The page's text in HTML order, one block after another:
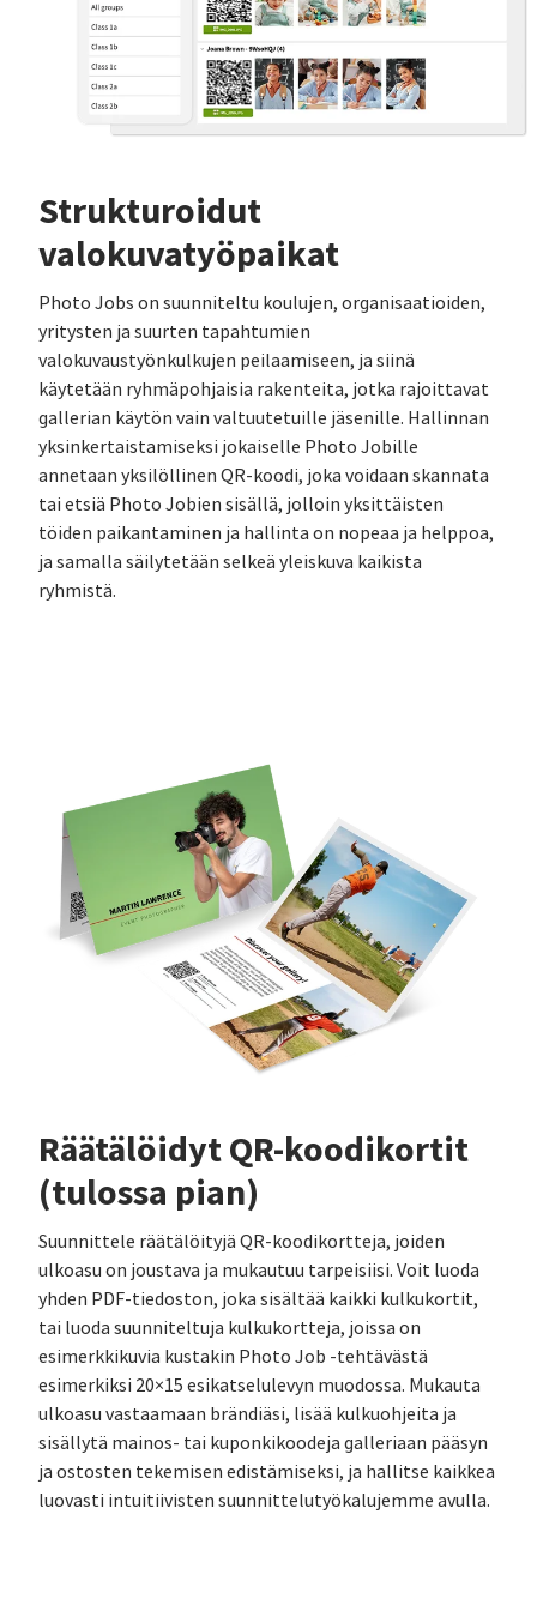
Strukturoidut
valokuvatyöpaikat
Photo Jobs on suunniteltu koulujen, organisaatioiden,
yritysten ja suurten tapahtumien
valokuvaustyönkulkujen peilaamiseen, ja siinä
käytetään ryhmäpohjaisia rakenteita, jotka rajoittavat
gallerian käytön vain valtuutetuille jäsenille. Hallinnan
yksinkertaistamiseksi jokaiselle Photo Jobille
annetaan yksilöllinen QR-koodi, joka voidaan skannata
tai etsiä Photo Jobien sisällä, jolloin yksittäisten
töiden paikantaminen ja hallinta on nopeaa ja helppoa,
ja samalla säilytetään selkeä yleiskuva kaikista
ryhmistä.
Räätälöidyt QR-koodikortit
(tulossa pian)
Suunnittele räätälöityjä QR-koodikortteja, joiden
ulkoasu on joustava ja mukautuu tarpeisiisi. Voit luoda
yhden PDF-tiedoston, joka sisältää kaikki kulkukortit,
tai luoda suunniteltuja kulkukortteja, joissa on
esimerkkikuvia kustakin Photo Job -tehtävästä
esimerkiksi 20×15 esikatselulevyn muodossa. Mukauta
ulkoasu vastaamaan brändiäsi, lisää kulkuohjeita ja
sisällytä mainos- tai kuponkikoodeja galleriaan pääsyn
ja ostosten tekemisen edistämiseksi, ja hallitse kaikkea
luovasti intuitiivisten suunnittelutyökalujemme avulla.